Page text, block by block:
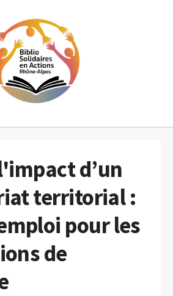
d’un
territorial :
pour les
de